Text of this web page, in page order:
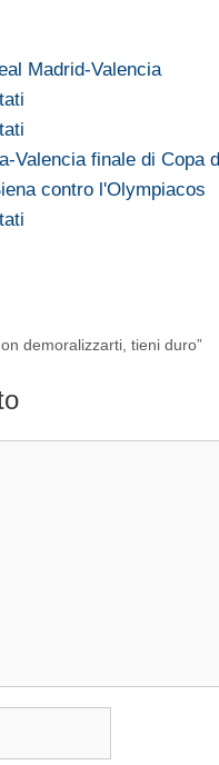
Madrid-Valencia
Valencia finale di Copa
contro l'Olympiacos
demoralizzarti, tieni duro”